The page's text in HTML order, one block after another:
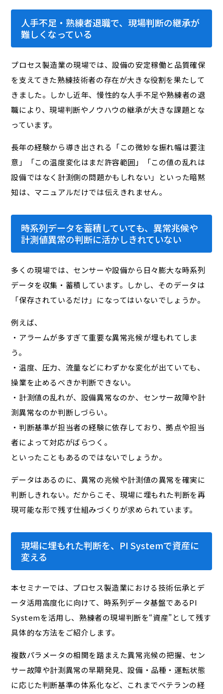
人手不足・熟練者退職で、現場判断の継承が
難しくなっている
プロセス製造業の現場では、設備の安定稼働と品質確保
を支えてきた熟練技術者の存在が大きな役割を果たして
きました。しかし近年、慢性的な人手不足や熟練者の退
職により、現場判断やノウハウの継承が大きな課題とな
っています。
長年の経験から導き出される「この微妙な振れ幅は要注
意」「この温度変化はまだ許容範囲」「この値の乱れは
設備ではなく計測側の問題かもしれない」といった暗黙
知は、マニュアルだけでは伝えきれません。
時系列データを蓄積していても、異常兆候や
計測値異常の判断に活かしきれていない
多くの現場では、センサーや設備から日々膨大な時系列
データを収集・蓄積しています。しかし、そのデータは
「保存されているだけ」になってはいないでしょうか。
例えば、
・アラームが多すぎて重要な異常兆候が埋もれてしま
う。
・温度、圧力、流量などにわずかな変化が出ていても、
操業を止めるべきか判断できない。
・計測値の乱れが、設備異常なのか、センサー故障や計
測異常なのか判断しづらい。
・判断基準が担当者の経験に依存しており、拠点や担当
者によって対応がばらつく。
といったこともあるのではないでしょうか。
データはあるのに、異常の兆候や計測値の異常を確実に
判断しきれない。だからこそ、現場に埋もれた判断を再
現可能な形で残す仕組みづくりが求められています。
現場に埋もれた判断を、PI Systemで資産に
変える
本セミナーでは、プロセス製造業における技術伝承とデ
ータ活用高度化に向けて、時系列データ基盤であるPI
Systemを活用し、熟練者の現場判断を“資産”として残す
具体的な方法をご紹介します。
複数パラメータの相関を踏まえた異常兆候の把握、セン
サー故障や計測異常の早期発見、設備・品種・運転状態
に応じた判断基準の体系化など、これまでベテランの経